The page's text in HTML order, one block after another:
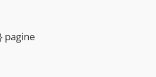
pagine